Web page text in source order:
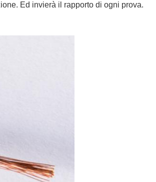
Ed invierà il rapporto di ogni prova.